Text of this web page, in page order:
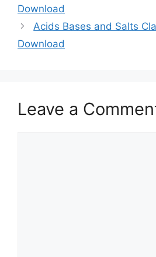
Download
Acids Bases and Salts
Download
Leave a